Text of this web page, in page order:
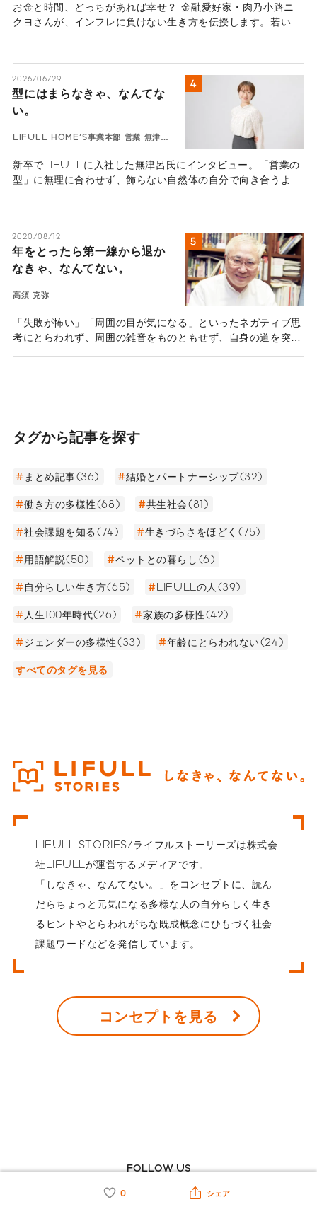
お金と時間、どっちがあれば幸せ？ 金融愛好家・肉乃小路ニ
クヨさんが、インフレに負けない生き方を伝授します。若いう
2026/06/29
型にはまらなきゃ、なんてな
い。
LIFULL HOME'S事業本部 営業 無津呂
新卒でLIFULLに入社した無津呂氏にインタビュー。「営業の
型」に無理に合わせず、飾らない自然体の自分で向き合うよう
なキャリア論。
2020/08/12
年をとったら第一線から退か
なきゃ、なんてない。
高須 克弥
「失敗が怖い」「周囲の目が気になる」といったネガティブ思
考にとらわれず、周囲の雑音をものともせず、自身の道を突き
タグから記事を探す
まとめ記事(36) 結婚とパートナーシップ(32)
働き方の多様性(68) 共生社会(81)
社会課題を知る(74) 生きづらさをほどく(75)
用語解説(50) ペットとの暮らし(6)
自分らしい生き方(65) LIFULLの人(39)
人生100年時代(26) 家族の多様性(42)
ジェンダーの多様性(33) 年齢にとらわれない(24)
すべてのタグを見る
0 シェア
LIFULL STORIES/ライフルストーリーズは株式会
社LIFULLが運営するメディアです。
「しなきゃ、なんてない。」をコンセプトに、読ん
だらちょっと元気になる多様な人の自分らしく生き
るヒントやとらわれがちな既成概念にひもづく社会
課題ワードなどを発信しています。
コンセプトを見る
FOLLOW US